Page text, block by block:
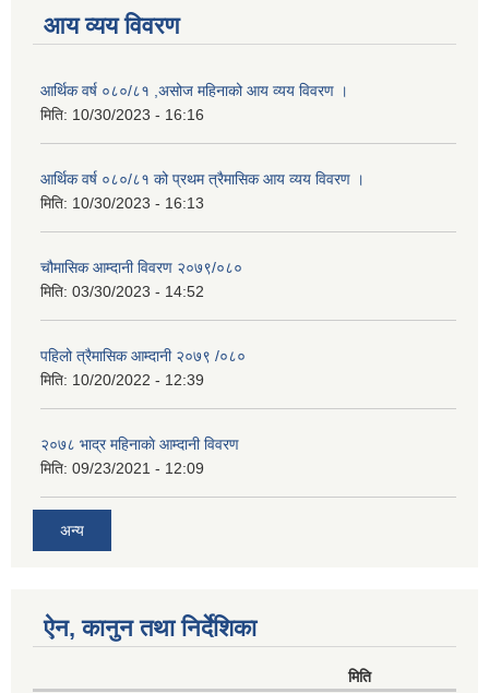
आय व्यय विवरण
आर्थिक वर्ष ०८०/८१ ,असोज महिनाको आय व्यय विवरण ।
मिति: 10/30/2023 - 16:16
आर्थिक वर्ष ०८०/८१ को प्रथम त्रैमासिक आय व्यय विवरण ।
मिति: 10/30/2023 - 16:13
चौमासिक आम्दानी विवरण २०७९/०८०
मिति: 03/30/2023 - 14:52
पहिलो त्रैमासिक आम्दानी २०७९ /०८०
मिति: 10/20/2022 - 12:39
२०७८ भाद्र महिनाकाे आम्दानी विवरण
मिति: 09/23/2021 - 12:09
अन्य
ऐन, कानुन तथा निर्देशिका
मिति